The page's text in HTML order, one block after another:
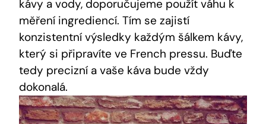
kávy a vody, doporučujeme použít váhu k
měření ingrediencí. Tím se zajistí
konzistentní výsledky každým šálkem kávy,
který si připravíte ve French pressu. Buďte
tedy precizní a vaše káva bude vždy
dokonalá.